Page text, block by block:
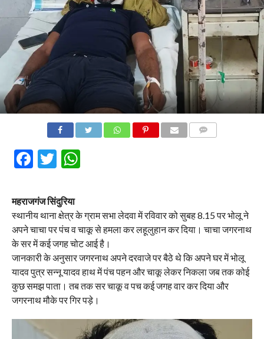
Facebook
Twitter
WhatsApp
महराजगंज सिंदुरिया
स्थानीय थाना क्षेत्र के ग्राम सभा लेदवा में रविवार को सुबह 8.15 पर भोलू ने
अपने चाचा पर पंच व चाकू से हमला कर लहूलुहान कर दिया। चाचा जगरनाथ
के सर में कई जगह चोट आई है।
जानकारी के अनुसार जगरनाथ अपने दरवाजे पर बैठे थे कि अपने घर में भोलू
यादव पुत्र सन्नू यादव हाथ में पंच पहन और चाकू लेकर निकला जब तक कोई
कुछ समझ पाता। तब तक सर चाकू व पच कई जगह वार कर दिया और
जगरनाथ मौके पर गिर पड़े।